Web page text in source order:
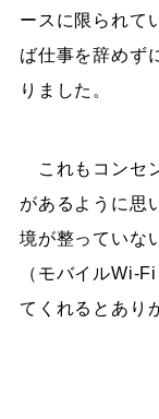
ースに限られて
ば仕事を辞めず
りました。
これもコンセ
があるように思
境が整っていな
（モバイルWi-
てくれるとあり